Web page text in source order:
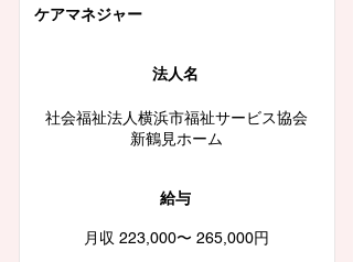
ケアマネジャー
法人名
社会福祉法人横浜市福祉サービス協会
新鶴見ホーム
給与
月収 223,000〜 265,000円